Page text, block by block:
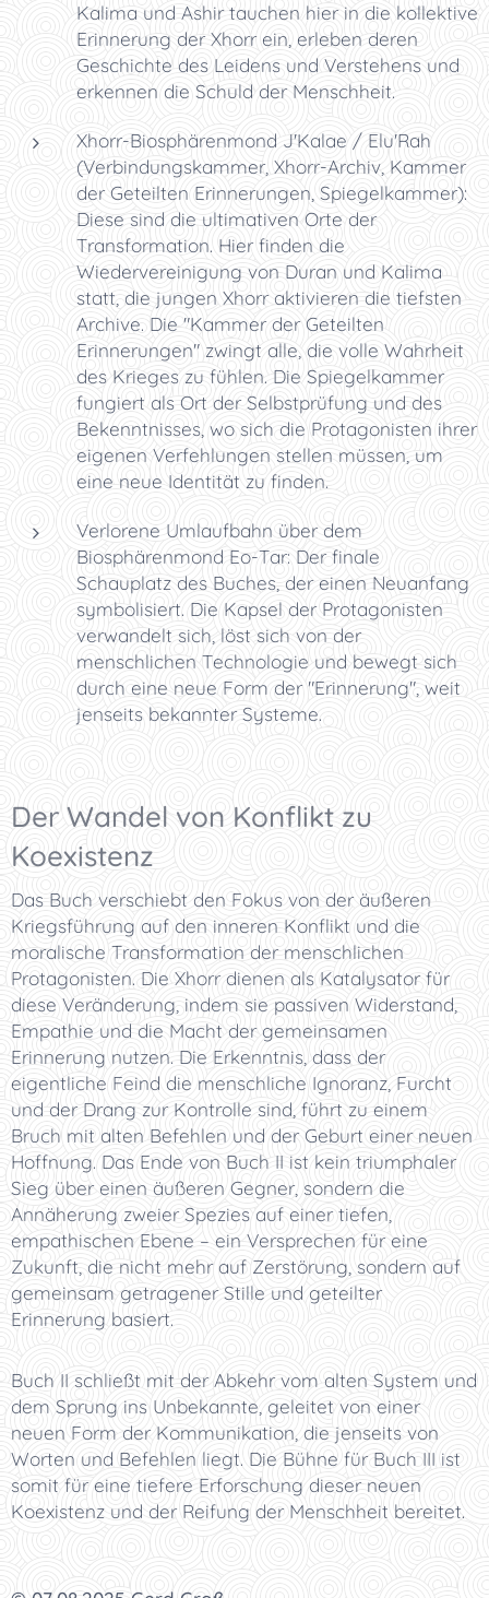
Kalima und Ashir tauchen hier in die kollektive
Erinnerung der Xhorr ein, erleben deren
Geschichte des Leidens und Verstehens und
erkennen die Schuld der Menschheit.
Xhorr-Biosphärenmond J'Kalae / Elu'Rah
(Verbindungskammer, Xhorr-Archiv, Kammer
der Geteilten Erinnerungen, Spiegelkammer):
Diese sind die ultimativen Orte der
Transformation. Hier finden die
Wiedervereinigung von Duran und Kalima
statt, die jungen Xhorr aktivieren die tiefsten
Archive. Die "Kammer der Geteilten
Erinnerungen" zwingt alle, die volle Wahrheit
des Krieges zu fühlen. Die Spiegelkammer
fungiert als Ort der Selbstprüfung und des
Bekenntnisses, wo sich die Protagonisten ihrer
eigenen Verfehlungen stellen müssen, um
eine neue Identität zu finden.
Verlorene Umlaufbahn über dem
Biosphärenmond Eo-Tar: Der finale
Schauplatz des Buches, der einen Neuanfang
symbolisiert. Die Kapsel der Protagonisten
verwandelt sich, löst sich von der
menschlichen Technologie und bewegt sich
durch eine neue Form der "Erinnerung", weit
jenseits bekannter Systeme.
Der Wandel von Konflikt zu
Koexistenz
Das Buch verschiebt den Fokus von der äußeren
Kriegsführung auf den inneren Konflikt und die
moralische Transformation der menschlichen
Protagonisten. Die Xhorr dienen als Katalysator für
diese Veränderung, indem sie passiven Widerstand,
Empathie und die Macht der gemeinsamen
Erinnerung nutzen. Die Erkenntnis, dass der
eigentliche Feind die menschliche Ignoranz, Furcht
und der Drang zur Kontrolle sind, führt zu einem
Bruch mit alten Befehlen und der Geburt einer neuen
Hoffnung. Das Ende von Buch II ist kein triumphaler
Sieg über einen äußeren Gegner, sondern die
Annäherung zweier Spezies auf einer tiefen,
empathischen Ebene – ein Versprechen für eine
Zukunft, die nicht mehr auf Zerstörung, sondern auf
gemeinsam getragener Stille und geteilter
Erinnerung basiert.
Buch II schließt mit der Abkehr vom alten System und
dem Sprung ins Unbekannte, geleitet von einer
neuen Form der Kommunikation, die jenseits von
Worten und Befehlen liegt. Die Bühne für Buch III ist
somit für eine tiefere Erforschung dieser neuen
Koexistenz und der Reifung der Menschheit bereitet.